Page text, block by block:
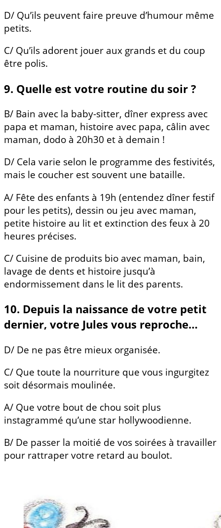
D/ Qu’ils peuvent faire preuve d’humour même
petits.
C/ Qu’ils adorent jouer aux grands et du coup
être polis.
9. Quelle est votre routine du soir ?
B/ Bain avec la baby-sitter, dîner express avec
papa et maman, histoire avec papa, câlin avec
maman, dodo à 20h30 et à demain !
D/ Cela varie selon le programme des festivités,
mais le coucher est souvent une bataille.
A/ Fête des enfants à 19h (entendez dîner festif
pour les petits), dessin ou jeu avec maman,
petite histoire au lit et extinction des feux à 20
heures précises.
C/ Cuisine de produits bio avec maman, bain,
lavage de dents et histoire jusqu’à
endormissement dans le lit des parents.
10. Depuis la naissance de votre petit
dernier, votre Jules vous reproche…
D/ De ne pas être mieux organisée.
C/ Que toute la nourriture que vous ingurgitez
soit désormais moulinée.
A/ Que votre bout de chou soit plus
instagrammé qu’une star hollywoodienne.
B/ De passer la moitié de vos soirées à travailler
pour rattraper votre retard au boulot.